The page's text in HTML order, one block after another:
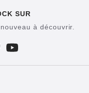
SUR
à découvrir.